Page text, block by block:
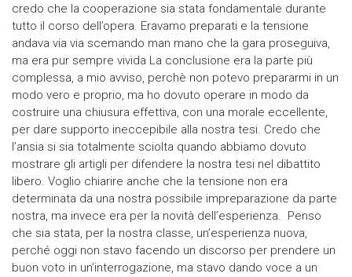
credo che la cooperazione sia stata fondamentale durante
tutto il corso dell’opera. Eravamo preparati e la tensione
andava via via scemando man mano che la gara proseguiva,
ma era pur sempre vivida La conclusione era la parte più
complessa, a mio avviso, perchè non potevo prepararmi in un
modo vero e proprio, ma ho dovuto operare in modo da
costruire una chiusura effettiva, con una morale eccellente,
per dare supporto ineccepibile alla nostra tesi. Credo che
l’ansia si sia totalmente sciolta quando abbiamo dovuto
mostrare gli artigli per difendere la nostra tesi nel dibattito
libero. Voglio chiarire anche che la tensione non era
determinata da una nostra possibile impreparazione da parte
nostra, ma invece era per la novità dell’esperienza. Penso
che sia stata, per la nostra classe, un’esperienza nuova,
perché oggi non stavo facendo un discorso per prendere un
buon voto in un’interrogazione, ma stavo dando voce a un